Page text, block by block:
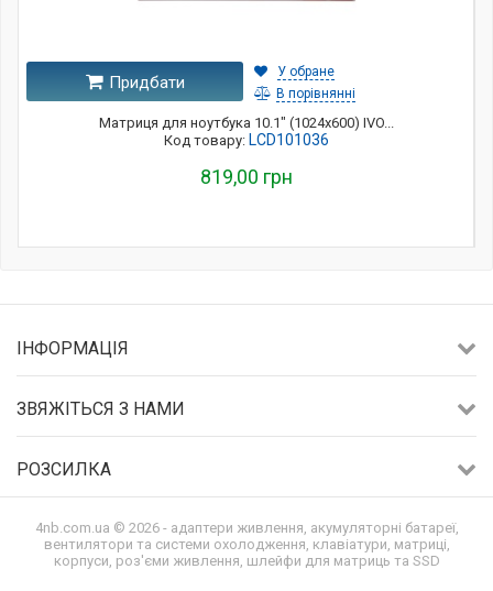
Придбати
У обране
В порівнянні
Матриця для ноутбука 10.1" (1024x600) IVO...
Код товару: LCD101036
819,00 грн
ІНФОРМАЦІЯ
ЗВЯЖІТЬСЯ З НАМИ
РОЗСИЛКА
4nb.com.ua © 2026 - адаптери живлення, акумуляторні батареї,
вентилятори та системи охолодження, клавіатури, матриці,
корпуси, роз'єми живлення, шлейфи для матриць та SSD